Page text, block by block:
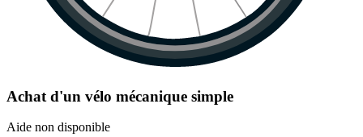
Achat d'un vélo mécanique simple
Aide non disponible